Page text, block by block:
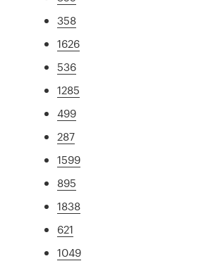
358
1626
536
1285
499
287
1599
895
1838
621
1049